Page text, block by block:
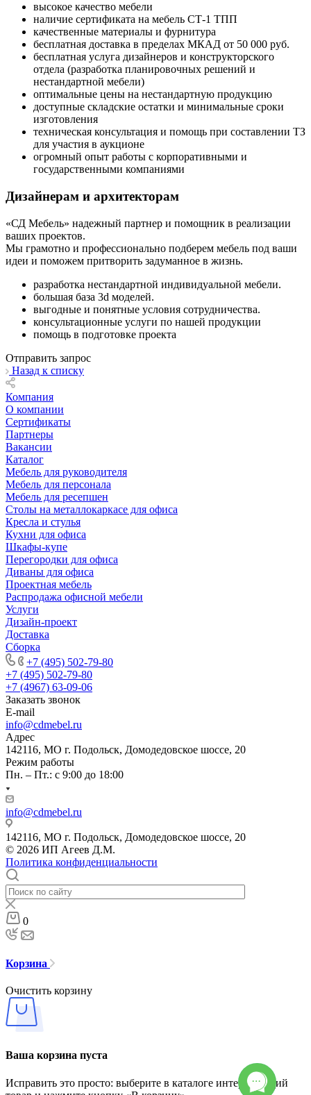
высокое качество мебели
наличие сертификата на мебель СТ-1 ТПП
качественные материалы и фурнитура
бесплатная доставка в пределах МКАД от 50 000 руб.
бесплатная услуга дизайнеров и конструкторского
отдела (разработка планировочных решений и
нестандартной мебели)
оптимальные цены на нестандартную продукцию
доступные складские остатки и минимальные сроки
изготовления
техническая консультация и помощь при составлении ТЗ
для участия в аукционе
огромный опыт работы с корпоративными и
государственными компаниями
Дизайнерам и архитекторам
«СД Мебель» надежный партнер и помощник в реализации
ваших проектов.
Мы грамотно и профессионально подберем мебель под ваши
идеи и поможем притворить задуманное в жизнь.
разработка нестандартной индивидуальной мебели.
большая база 3d моделей.
выгодные и понятные условия сотрудничества.
консультационные услуги по нашей продукции
помощь в подготовке проекта
Отправить запрос
Назад к списку
Компания
О компании
Сертификаты
Партнеры
Вакансии
Каталог
Мебель для руководителя
Мебель для персонала
Мебель для ресепшен
Столы на металлокаркасе для офиса
Кресла и стулья
Кухни для офиса
Шкафы-купе
Перегородки для офиса
Диваны для офиса
Проектная мебель
Распродажа офисной мебели
Услуги
Дизайн-проект
Доставка
Сборка
+7 (495) 502-79-80
+7 (495) 502-79-80
+7 (4967) 63-09-06
Заказать звонок
E-mail
info@cdmebel.ru
Адрес
142116, МО г. Подольск, Домодедовское шоссе, 20
Режим работы
Пн. – Пт.: с 9:00 до 18:00
info@cdmebel.ru
142116, МО г. Подольск, Домодедовское шоссе, 20
© 2026 ИП Агеев Д.М.
Политика конфиденциальности
0
Корзина
Очистить корзину
Ваша корзина пуста
Исправить это просто: выберите в каталоге интересующий